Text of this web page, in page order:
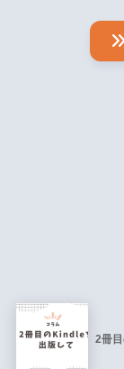
2冊